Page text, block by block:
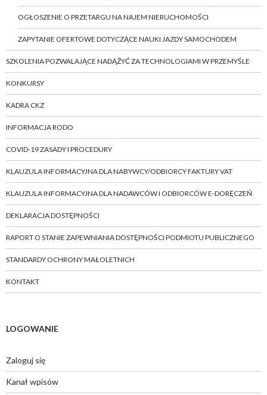
OGŁOSZENIE O PRZETARGU NA NAJEM NIERUCHOMOŚCI
ZAPYTANIE OFERTOWE DOTYCZĄCE NAUKI JAZDY SAMOCHODEM
SZKOLENIA POZWALAJĄCE NADĄŻYĆ ZA TECHNOLOGIAMI W PRZEMYŚLE
KONKURSY
KADRA CKZ
INFORMACJA RODO
COVID-19 ZASADY I PROCEDURY
KLAUZULA INFORMACYJNA DLA NABYWCY/ODBIORCY FAKTURY VAT
KLAUZULA INFORMACYJNA DLA NADAWCÓW I ODBIORCÓW E-DORĘCZEŃ
DEKLARACJA DOSTĘPNOŚCI
RAPORT O STANIE ZAPEWNIANIA DOSTĘPNOŚCI PODMIOTU PUBLICZNEGO
STANDARDY OCHRONY MAŁOLETNICH
KONTAKT
LOGOWANIE
Zaloguj się
Kanał wpisów